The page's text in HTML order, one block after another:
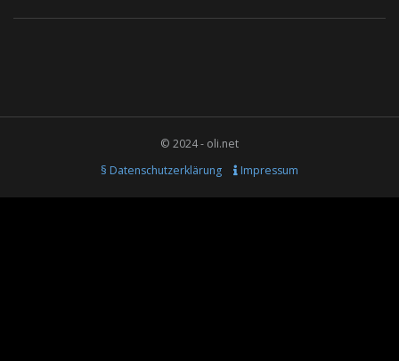
© 2024 - oli.net
§ Datenschutzerklärung
Impressum